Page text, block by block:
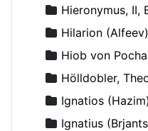
Hieronymus, II,
Hilarion
Hiob von
Hölldobler,
Ignatios
Ignatius